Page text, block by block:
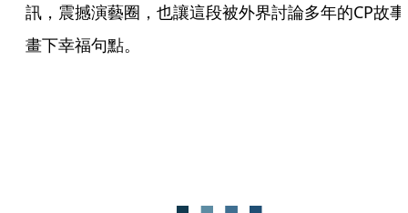
訊，震撼演藝圈，也讓這段被外界討論多年的CP故事
畫下幸福句點。